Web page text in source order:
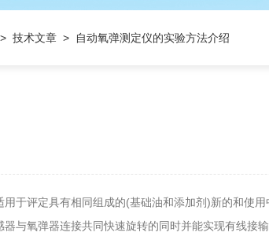
> 技术文章 > 自动氧弹测定仪的实验方法介绍
用于评定具有相同组成的(基础油和添加剂)新的和使
氧弹器连接共同快速旋转的同时并能实现有线接